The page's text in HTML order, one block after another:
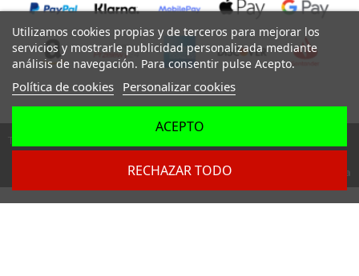
Todos los derechos reservados ©
Dev. byDigital Agency Barcelona
Utilizamos cookies propias y de terceros para mejorar los
servicios y mostrarle publicidad personalizada mediante
análisis de navegación. Para consentir pulse Acepto.
Política de cookies Personalizar cookies
RECHAZAR TODO
ACEPTO